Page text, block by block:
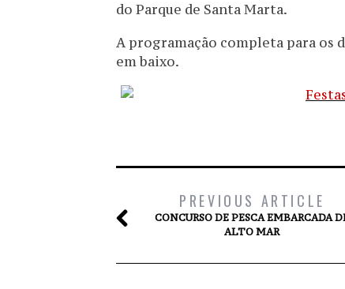
do Parque de Santa Marta.
A programação completa para os
em baixo.
PREVIOUS ARTICLE
CONCURSO DE PESCA EMBARCADA
ALTO MAR